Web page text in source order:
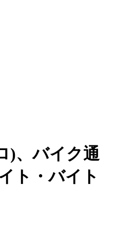
)、バイク通
ト・バイト